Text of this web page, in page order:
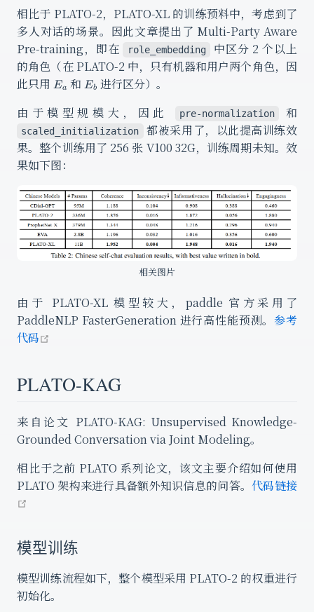
相比于 PLATO-2，PLATO-XL 的训练预料中，考虑到了
多人对话的场景。因此文章提出了 Multi-Party Aware
Pre-training，即在
role_embedding
中区分 2 个以上
的角色（在 PLATO-2 中，只有机器和用户两个角色，因
此只用 E_a
Ea 和 E_b
Eb 进行区分）。
由于模型规模大，因此
pre-normalization 和
scaled_initialization
都被采用了，以此提高训练效
果。整个训练用了 256 张 V100 32G，训练周期未知。效
果如下图：
相关图片
由于 PLATO-XL 模型较大，paddle 官方采用了
PaddleNLP FasterGeneration 进行高性能预测。参考
代码
PLATO-KAG
来自论文 PLATO-KAG: Unsupervised Knowledge-
Grounded Conversation via Joint Modeling。
相比于之前 PLATO 系列论文，该文主要介绍如何使用
PLATO 架构来进行具备额外知识信息的问答。代码链接
模型训练
模型训练流程如下，整个模型采用 PLATO-2 的权重进行
初始化。